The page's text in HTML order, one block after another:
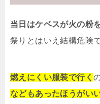
当日はケベスが火の粉
祭りとはいえ結構危険で
燃えにくい服装で行く
などもあったほうがい